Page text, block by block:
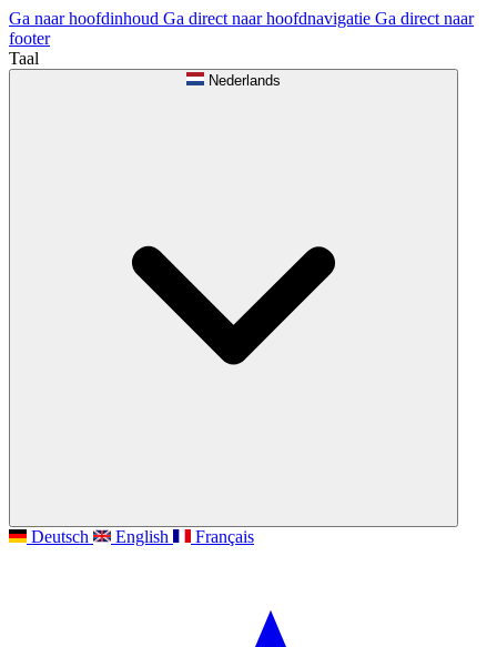
Ga naar hoofdinhoud Ga direct naar hoofdnavigatie Ga direct naar
footer
Taal
Nederlands
Deutsch English Français